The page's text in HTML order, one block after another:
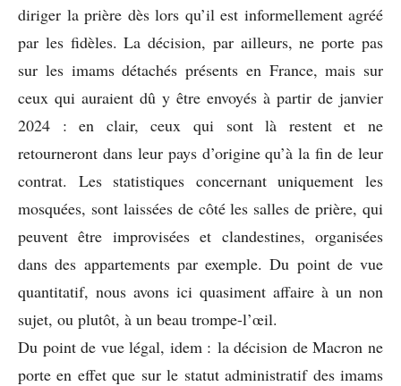
diriger la prière dès lors qu’il est informellement agréé
par les fidèles. La décision, par ailleurs, ne porte pas
sur les imams détachés présents en France, mais sur
ceux qui auraient dû y être envoyés à partir de janvier
2024 : en clair, ceux qui sont là restent et ne
retourneront dans leur pays d’origine qu’à la fin de leur
contrat. Les statistiques concernant uniquement les
mosquées, sont laissées de côté les salles de prière, qui
peuvent être improvisées et clandestines, organisées
dans des appartements par exemple. Du point de vue
quantitatif, nous avons ici quasiment affaire à un non
sujet, ou plutôt, à un beau trompe-l’œil.
Du point de vue légal, idem : la décision de Macron ne
porte en effet que sur le statut administratif des imams